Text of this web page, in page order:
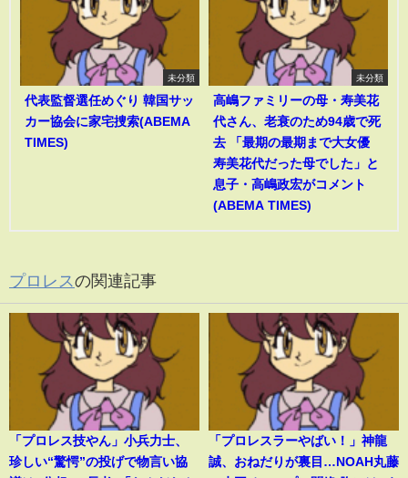
未分類
代表監督選任めぐり 韓国サッ
カー協会に家宅捜索(ABEMA
TIMES)
未分類
高嶋ファミリーの母・寿美花
代さん、老衰のため94歳で死
去 「最期の最期まで大女優
寿美花代だった母でした」と
息子・高嶋政宏がコメント
(ABEMA TIMES)
プロレスの関連記事
「プロレス技やん」小兵力士、
珍しい“驚愕”の投げで物言い協
「プロレスラーやばい！」神龍
誠、おねだりが裏目…NOAH丸藤